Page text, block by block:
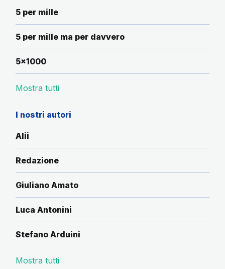
5 per mille
5 per mille ma per davvero
5x1000
Mostra tutti
I nostri autori
Alii
Redazione
Giuliano Amato
Luca Antonini
Stefano Arduini
Mostra tutti